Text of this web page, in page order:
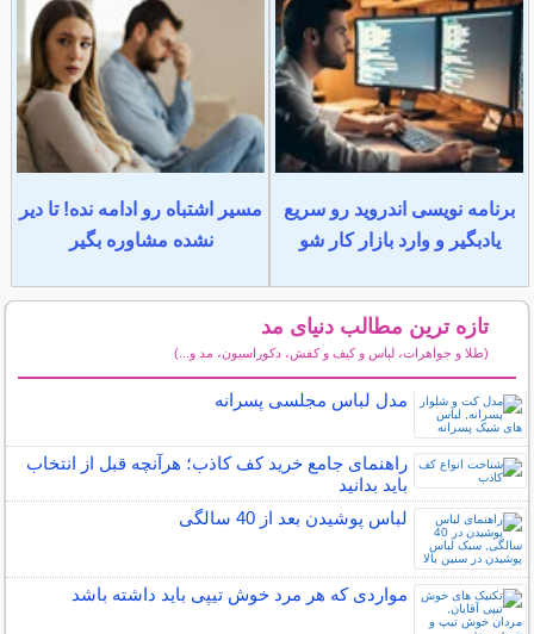
برنامه نویسی اندروید رو سریع
یادبگیر و وارد بازار کار شو
مسیر اشتباه رو ادامه نده! تا دیر
نشده مشاوره بگیر
تازه ترین مطالب دنیای مد
(طلا و جواهرات، لباس و کیف و کفش، دکوراسیون، مد و...)
مدل لباس مجلسی پسرانه
راهنمای جامع خرید کف کاذب؛ هرآنچه قبل از انتخاب
باید بدانید
لباس پوشیدن بعد از 40 سالگی
مواردی که هر مرد خوش تیپی باید داشته باشد